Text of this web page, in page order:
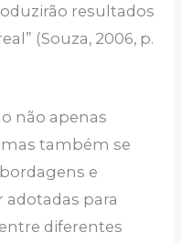
resultados
(Souza, 2006, p.
não apenas
mas também se
e
adotadas para
diferentes